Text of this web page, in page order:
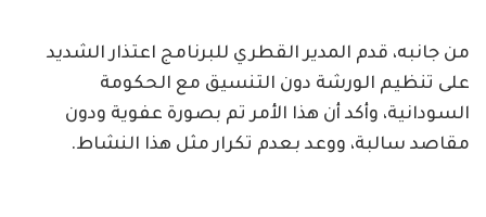
من جانبه، قدم المدير القطري للبرنامج اعتذار الشديد
على تنظيم الورشة دون التنسيق مع الحكومة
السودانية، وأكد أن هذا الأمر تم بصورة عفوية ودون
مقاصد سالبة، ووعد بعدم تكرار مثل هذا النشاط.